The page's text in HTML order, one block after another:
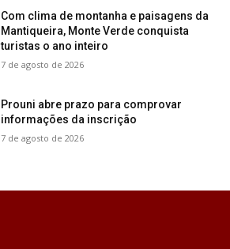
Com clima de montanha e paisagens da
Mantiqueira, Monte Verde conquista
turistas o ano inteiro
7 de agosto de 2026
Prouni abre prazo para comprovar
informações da inscrição
7 de agosto de 2026